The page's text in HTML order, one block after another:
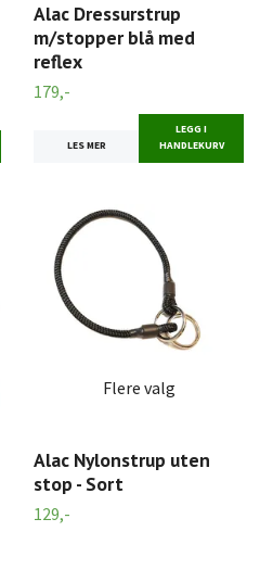
Alac Dressurstrup
m/stopper blå med
reflex
179,-
LES MER
LEGG I
HANDLEKURV
Flere valg
Alac Nylonstrup uten
stop - Sort
129,-